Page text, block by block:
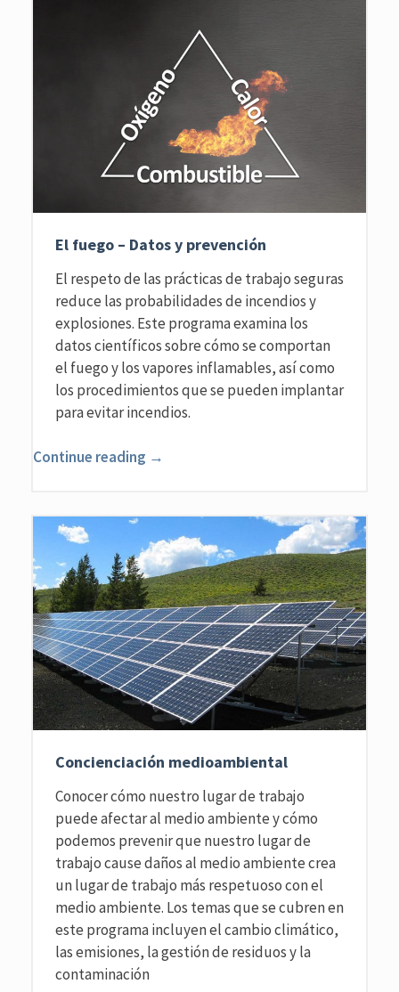
El fuego – Datos y prevención
El respeto de las prácticas de trabajo seguras
reduce las probabilidades de incendios y
explosiones. Este programa examina los
datos científicos sobre cómo se comportan
el fuego y los vapores inflamables, así como
los procedimientos que se pueden implantar
para evitar incendios.
Continue reading →
Concienciación medioambiental
Conocer cómo nuestro lugar de trabajo
puede afectar al medio ambiente y cómo
podemos prevenir que nuestro lugar de
trabajo cause daños al medio ambiente crea
un lugar de trabajo más respetuoso con el
medio ambiente. Los temas que se cubren en
este programa incluyen el cambio climático,
las emisiones, la gestión de residuos y la
contaminación